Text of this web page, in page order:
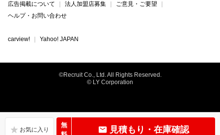
無
見積もり・在庫確認
広告掲載について
法人加盟店募集
ご意見・ご要望
ヘルプ・お問い合わせ
carview! Yahoo! JAPAN
©Recruit Co., Ltd. All Rights Reserved.
© LY Corporation